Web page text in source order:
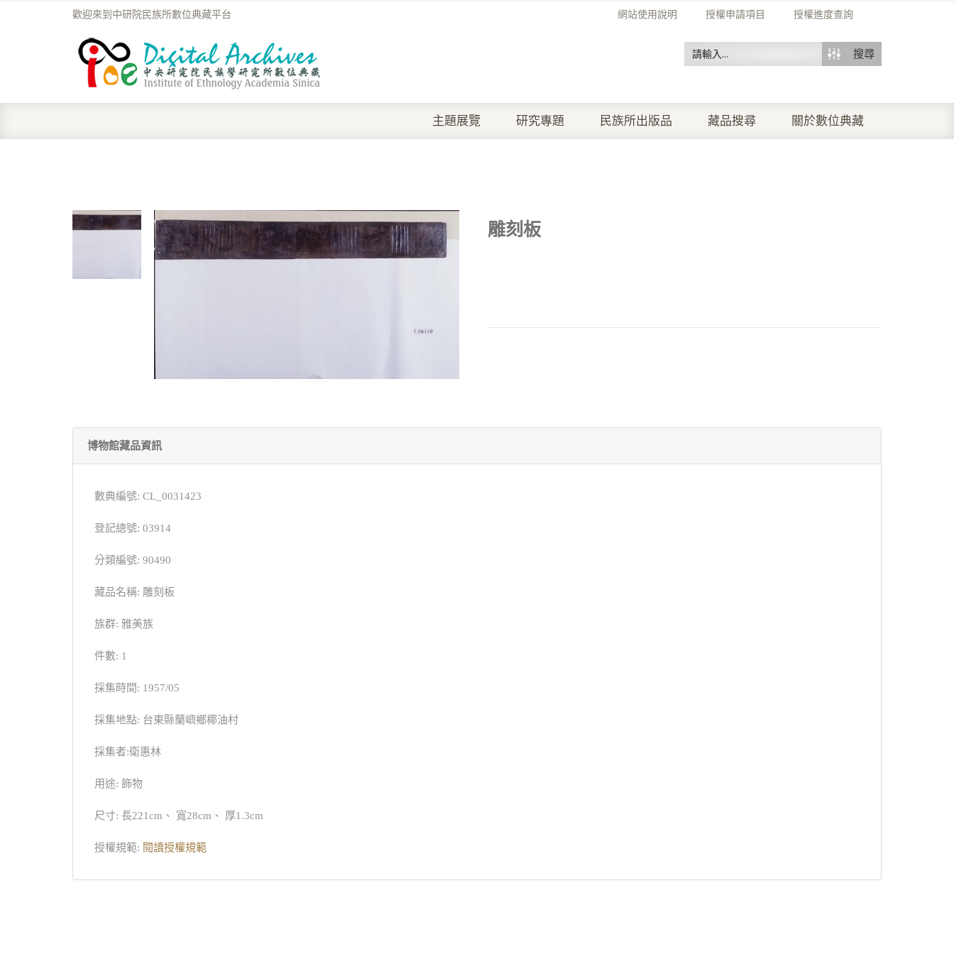
網站使用說明 授權申請項目 授權進度查詢
歡迎來到中研院民族所數位典藏平台
搜尋
主題展覽 研究專題 民族所出版品 藏品搜尋 關於數位典藏
雕刻板
博物館藏品資訊
數典編號: CL_0031423
登記總號: 03914
分類編號: 90490
藏品名稱: 雕刻板
族群: 雅美族
件數: 1
採集時間: 1957/05
採集地點: 台東縣蘭嶼鄉椰油村
採集者:衛惠林
用途: 飾物
尺寸: 長221cm、 寬28cm、 厚1.3cm
授權規範: 閱讀授權規範